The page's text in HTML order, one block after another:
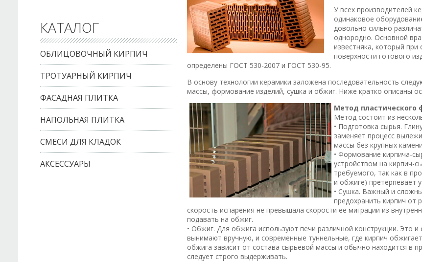
КАТАЛОГ
ОБЛИЦОВОЧНЫЙ КИРПИЧ
ТРОТУАРНЫЙ КИРПИЧ
ФАСАДНАЯ ПЛИТКА
НАПОЛЬНАЯ ПЛИТКА
СМЕСИ ДЛЯ КЛАДОК
АКСЕССУАРЫ
У всех производителей
одинаковое
довольно сильно
однородно. Основной
известняка, который
поверхности готового
определены ГОСТ 530-2007 и ГОСТ 530-95.
В основу технологии керамики заложена последовательность
массы, формование изделий, сушка и обжиг. Ниже кратко описаны
Метод пластического
Метод состоит из
• Подготовка сырья.
заменяет процесс
массы без крупных
• Формование кирпича-
устройством на кирпич-
требуемого, так как в
и обжиге) претерпевает
• Сушка. Важный и
предохранить кирпич от
скорость испарения не превышала скорости ее миграции из
подавать на обжиг.
• Обжиг. Для обжига используют печи различной конструкции. Это
вынимают вручную, и современные туннельные, где кирпич
обжига зависит от состава сырьевой массы и обычно находится в
следует строго выдерживать.